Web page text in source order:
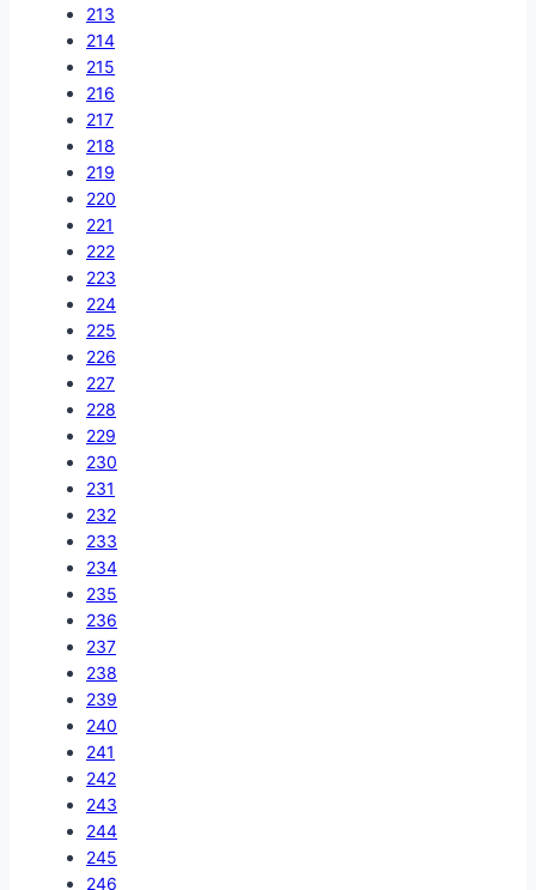
213
214
215
216
217
218
219
220
221
222
223
224
225
226
227
228
229
230
231
232
233
234
235
236
237
238
239
240
241
242
243
244
245
246